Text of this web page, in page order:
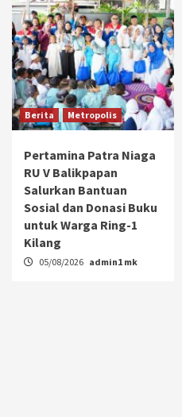
Berita Metropolis
Pertamina Patra Niaga
RU V Balikpapan
Salurkan Bantuan
Sosial dan Donasi Buku
untuk Warga Ring-1
Kilang
05/08/2026 admin1 mk